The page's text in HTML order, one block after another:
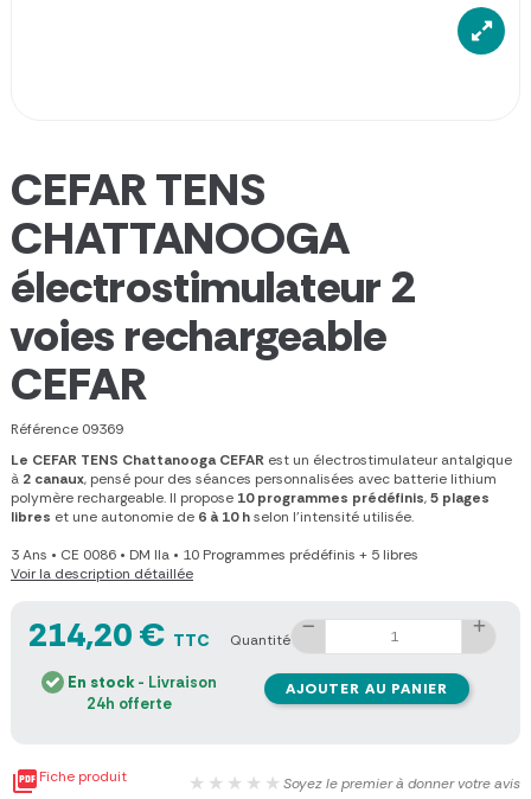
CEFAR TENS
CHATTANOOGA
électrostimulateur 2
voies rechargeable
CEFAR
Référence 09369
Le CEFAR TENS Chattanooga CEFAR est un électrostimulateur antalgique
à 2 canaux, pensé pour des séances personnalisées avec batterie lithium
polymère rechargeable. Il propose 10 programmes prédéfinis,5 plages
libres et une autonomie de 6 à 10 hselon l'intensité utilisée.
3 Ans • CE 0086 • DM IIa • 10 Programmes prédéfinis + 5 libres
Voir la description détaillée
214,20 € TTC
En stock- Livraison
24h offerte
Quantité
AJOUTER AU PANIER
Fiche produit ★★★★★ Soyez le premier à donner votre avis